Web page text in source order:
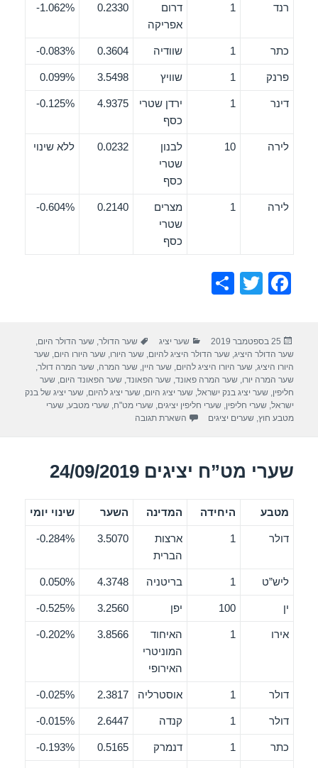
רנד 1
דרום
אפריקה
0.2330
1.062%-
כתר 1 שוודיה 0.3604
0.083%-
פרנק 1 שוויץ 3.5498
0.099%
דינר 1
ירדן שטרי
כסף
4.9375
0.125%-
לירה 10
לבנון
שטרי
כסף
0.0232 ללא שינוי
לירה 1
מצרים
שטרי
כסף
0.2140
0.604%-
F
e
b
o
o
T
er
e
פורסם
בתאריך
25 בספטמבר 2019 קטגוריות
שער יציג תגיות
שער הדולר ,שער הדולר היום
שער הדולר היציג ,שער הדולר היציג להיום ,שער היורו ,שער היורו היום ,שער
היורו היציג ,שער היורו היציג להיום ,שער היין ,שער המרה ,שער המרה דולר
שער המרה יורו ,שער המרה פאונד ,שער הפאונד ,שער הפאונד היום ,שער
חליפין ,שער יציג בנק ישראל ,שער יציג היום ,שער יציג להיום ,שער יציג של בנק
ישראל ,שערי חליפין ,שערי חליפין יציגים ,שערי מט"ח ,שערי מטבע ,שערי
מטבע חוץ ,שערים יציגים השארת תגובה
שערי מט”ח יציגים 24/09/2019
מטבע היחידה המדינה השער שינוי יומי
דולר 1
ארצות
הברית
3.5070
0.284%-
ליש”ט 1 בריטניה 4.3748
0.050%
ין 100 יפן 3.2560
0.525%-
אירו 1
האיחוד
המוניטרי
האירופי
3.8566
0.202%-
דולר 1 אוסטרליה 2.3817
0.025%-
דולר 1 קנדה 2.6447
0.015%-
כתר 1 דנמרק 0.5165
0.193%-